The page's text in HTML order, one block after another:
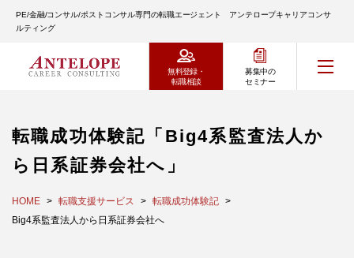
PE/金融/コンサル/ポストコンサル専門の転職エージェント アンテロープキャリアコンサ
ルティング
無料登録・
転職相談
募集中の
セミナー
転職成功体験記「Big4系監査法人か
ら日系証券会社へ」
HOME 転職支援サービス
転職成功体験記
Big4系監査法人から日系証券会社へ